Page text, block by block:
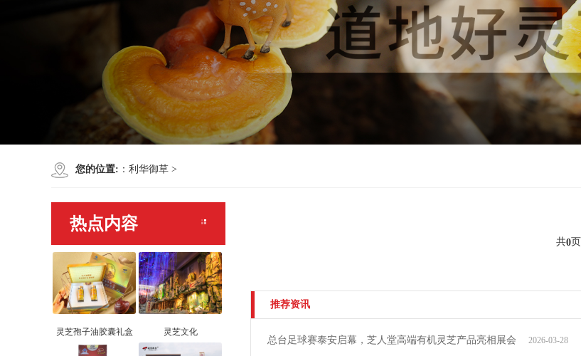
您的位置: ： 利华御草 >
热点内容
灵芝孢子油胶囊礼盒 灵芝文化
共0页
推荐资讯
2026-03-28
总台足球赛泰安启幕，芝人堂高端有机灵芝产品亮相展会